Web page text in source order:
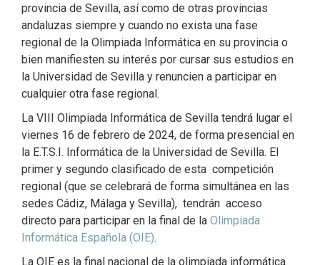
provincia de Sevilla, así como de otras provincias
andaluzas siempre y cuando no exista una fase
regional de la Olimpiada Informática en su provincia o
bien manifiesten su interés por cursar sus estudios en
la Universidad de Sevilla y renuncien a participar en
cualquier otra fase regional.
La VIII Olimpiada Informática de Sevilla tendrá lugar el
viernes 16 de febrero de 2024, de forma presencial en
la E.T.S.I. Informática de la Universidad de Sevilla. El
primer y segundo clasificado de esta competición
regional (que se celebrará de forma simultánea en las
sedes Cádiz, Málaga y Sevilla), tendrán acceso
directo para participar en la final de la Olimpiada
Informática Española (OIE).
La OIE es la final nacional de la olimpiada informática.